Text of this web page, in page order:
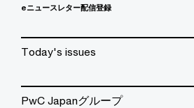
eニュースレター配信登録
Today's issues
PwC Japanグループ